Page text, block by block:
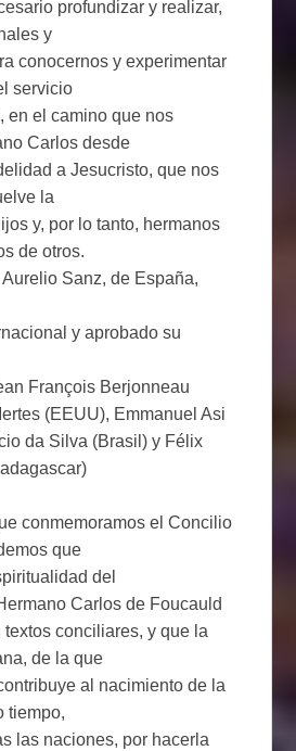
profundizar y realizar,
y
conocernos y experimentar
servicio
en el camino que nos
Carlos desde
a Jesucristo, que nos
la
y, por lo tanto, hermanos
de otros.
Sanz, de España,
y aprobado su
François Berjonneau
(EEUU), Emmanuel Asi
da Silva (Brasil) y Félix
conmemoramos el Concilio
que
del
Carlos de Foucauld
textos conciliares, y que la
de la que
al nacimiento de la
tiempo,
las naciones, por hacerla